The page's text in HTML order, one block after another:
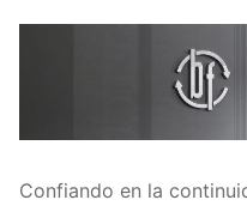
Confiando en la